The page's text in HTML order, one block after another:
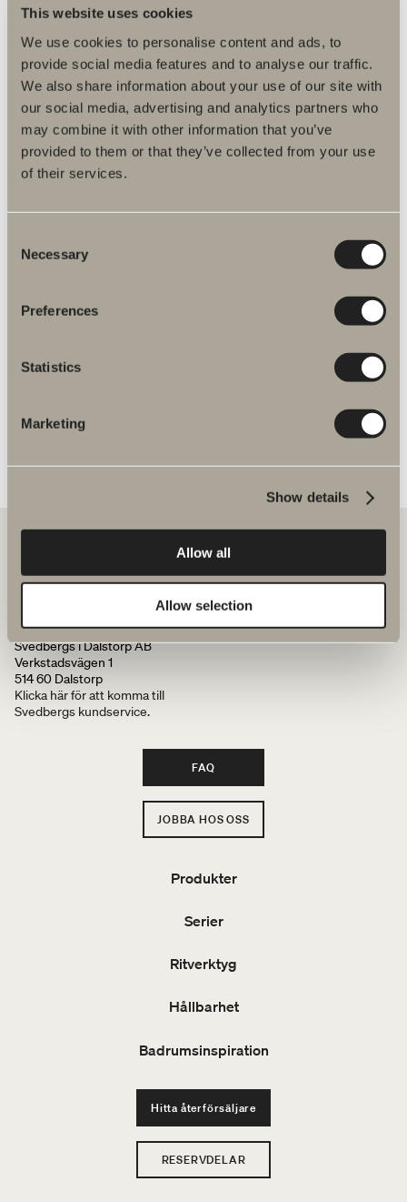
This website uses cookies
We use cookies to personalise content and ads, to
provide social media features and to analyse our traffic.
We also share information about your use of our site with
our social media, advertising and analytics partners who
may combine it with other information that you’ve
provided to them or that they’ve collected from your use
of their services.
Selection
Necessary
Preferences
Statistics
Marketing
Show details
Allow all
Allow selection
Specifikation
dusch- och badkarsblandare
Hos oss hittar du allt för hela badrummet. Från badrumsmöbler,
tvättställ och blandare till duschar, badkar, handdukstorkar och WC.
Svedbergs i Dalstorp AB
Verkstadsvägen 1
514 60 Dalstorp
Klicka här för att komma till
Svedbergs kundservice.
FAQ
JOBBA HOS OSS
Produkter
Serier
Ritverktyg
Hållbarhet
Badrumsinspiration
Hitta återförsäljare
RESERVDELAR